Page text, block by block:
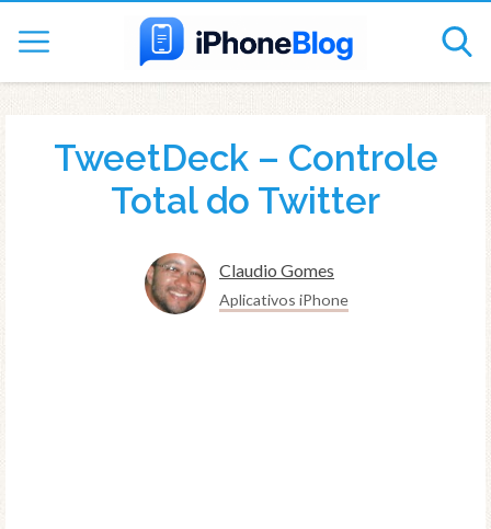
TweetDeck – Controle
Total do Twitter
Claudio Gomes
Aplicativos iPhone